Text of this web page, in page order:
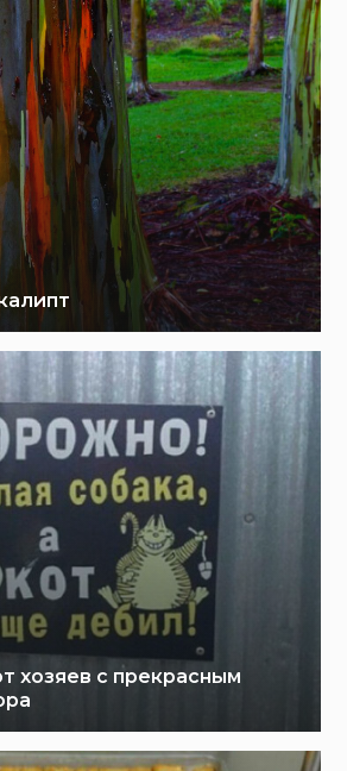
хозяев с прекрасным